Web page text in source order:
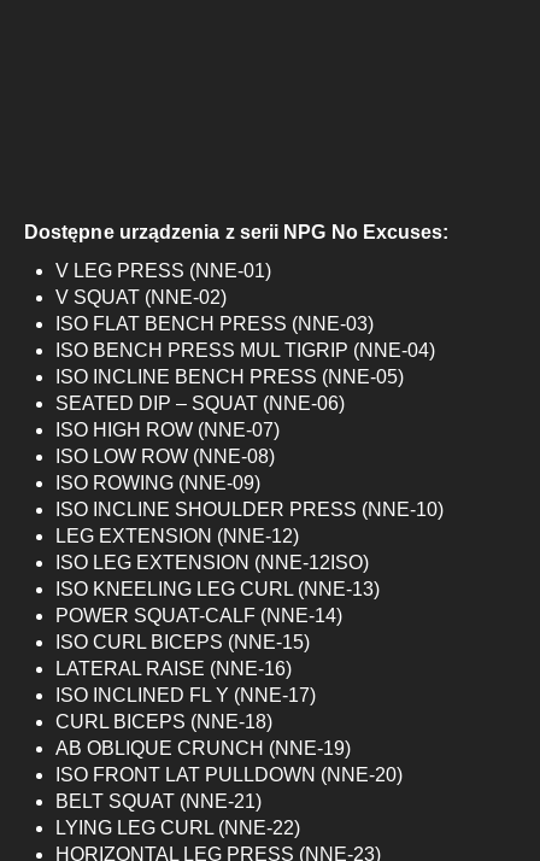
Dostępne urządzenia z serii NPG No Excuses:
V LEG PRESS (NNE-01)
V SQUAT (NNE-02)
ISO FLAT BENCH PRESS (NNE-03)
ISO BENCH PRESS MUL TIGRIP (NNE-04)
ISO INCLINE BENCH PRESS (NNE-05)
SEATED DIP – SQUAT (NNE-06)
ISO HIGH ROW (NNE-07)
ISO LOW ROW (NNE-08)
ISO ROWING (NNE-09)
ISO INCLINE SHOULDER PRESS (NNE-10)
LEG EXTENSION (NNE-12)
ISO LEG EXTENSION (NNE-12ISO)
ISO KNEELING LEG CURL (NNE-13)
POWER SQUAT-CALF (NNE-14)
ISO CURL BICEPS (NNE-15)
LATERAL RAISE (NNE-16)
ISO INCLINED FL Y (NNE-17)
CURL BICEPS (NNE-18)
AB OBLIQUE CRUNCH (NNE-19)
ISO FRONT LAT PULLDOWN (NNE-20)
BELT SQUAT (NNE-21)
LYING LEG CURL (NNE-22)
HORIZONTAL LEG PRESS (NNE-23)